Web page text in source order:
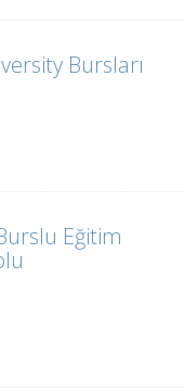
Bursları
Eğitim